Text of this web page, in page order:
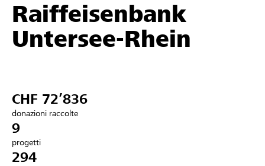
Sostenere
Aiuto & supporto
Collegarsi
Raiffeisenbank
Untersee-Rhein
CHF 72’836
donazioni raccolte
9
progetti
294